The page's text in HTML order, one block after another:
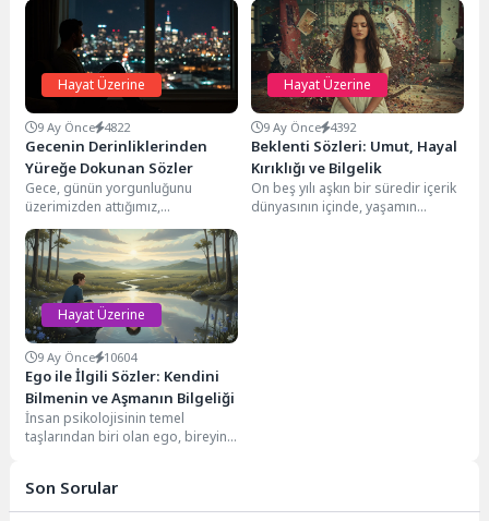
Hayat Üzerine
9 Ay Önce 4822
Gecenin Derinliklerinden
Yüreğe Dokunan Sözler
Gece, günün yorgunluğunu
üzerimizden attığımız,
düşüncelerimizle baş başa
kaldığımız, bazen
hüzünlendiğimiz, bazen de umutla
dolduğumuz...
Hayat Üzerine
9 Ay Önce 4392
Beklenti Sözleri: Umut, Hayal
Kırıklığı ve Bilgelik
On beş yılı aşkın bir süredir içerik
dünyasının içinde, yaşamın
Hayat Üzerine
9 Ay Önce 10604
Ego ile İlgili Sözler: Kendini
Bilmenin ve Aşmanın Bilgeliği
İnsan psikolojisinin temel
taşlarından biri olan ego, bireyin
Son Sorular